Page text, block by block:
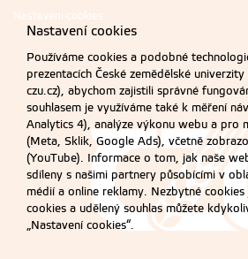
Nastavení cookies
Nastavení cookies
Používáme cookies a podobné
prezentacích České zemědělské
czu.cz), abychom zajistili správné
souhlasem je využíváme také k měření
Analytics 4), analýze výkonu webu a pro
(Meta, Sklik, Google Ads), včetně
(YouTube). Informace o tom, jak naše
sdíleny s našimi partnery působícími v
médií a online reklamy. Nezbytné
cookies a udělený souhlas můžete
„Nastavení cookies“.